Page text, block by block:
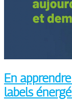
En
labels